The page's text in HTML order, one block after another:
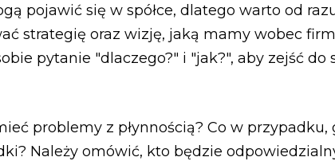
pojawić się w spółce, dlatego warto od
strategię oraz wizję, jaką mamy wobec
pytanie "dlaczego?" i "jak?", aby zejść do
problemy z płynnością? Co w
Należy omówić, kto będzie